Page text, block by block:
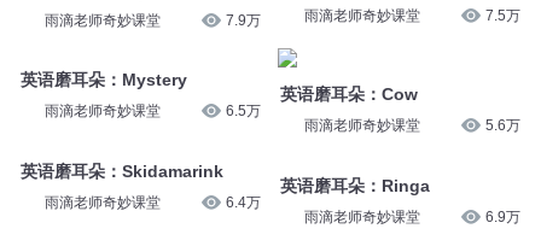
雨滴老师奇妙课堂 7.9万
英语磨耳朵：Mystery
雨滴老师奇妙课堂 6.5万
英语磨耳朵：Skidamarink
雨滴老师奇妙课堂 6.4万
雨滴老师奇妙课堂 7.5万
英语磨耳朵：Cow
雨滴老师奇妙课堂 5.6万
英语磨耳朵：Ringa
雨滴老师奇妙课堂 6.9万